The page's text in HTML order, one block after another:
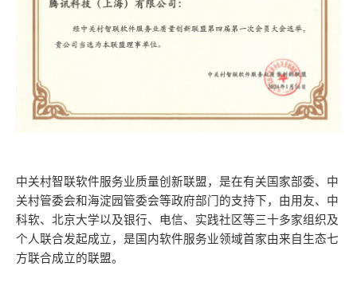
中关村智联软件服务业质量创新联盟，是在有关国家部委、中
关村管委会和海淀园管委会等政府部门的支持下，由用友、中
科软、北京大学以及银行、电信、实践社区等三十多家组织及
个人联合发起成立，是国内软件服务业领域首家由来自生态七
方联合成立的联盟。